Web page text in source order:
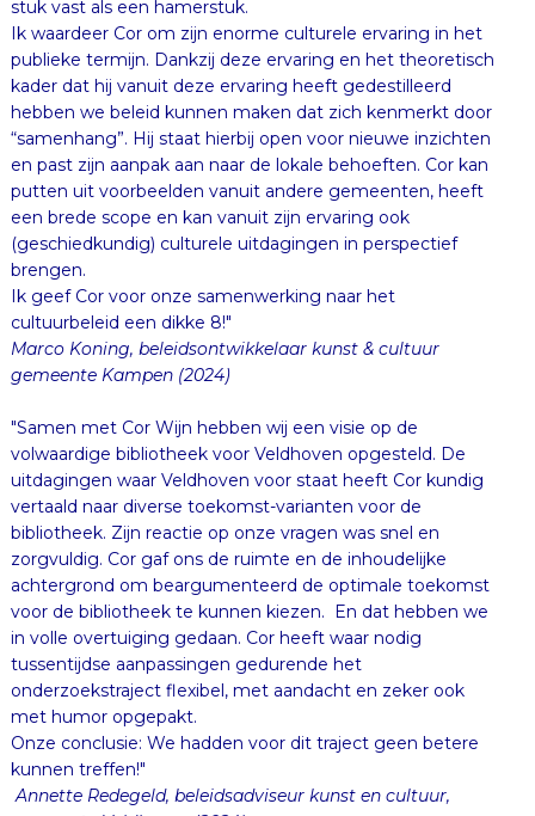
stuk vast als een hamerstuk.
Ik waardeer Cor om zijn enorme culturele ervaring in het
publieke termijn. Dankzij deze ervaring en het theoretisch
kader dat hij vanuit deze ervaring heeft gedestilleerd
hebben we beleid kunnen maken dat zich kenmerkt door
“samenhang”. Hij staat hierbij open voor nieuwe inzichten
en past zijn aanpak aan naar de lokale behoeften. Cor kan
putten uit voorbeelden vanuit andere gemeenten, heeft
een brede scope en kan vanuit zijn ervaring ook
(geschiedkundig) culturele uitdagingen in perspectief
brengen.
Ik geef Cor voor onze samenwerking naar het
cultuurbeleid een dikke 8!"
Marco Koning, beleidsontwikkelaar kunst & cultuur
gemeente Kampen (2024)
"Samen met Cor Wijn hebben wij een visie op de
volwaardige bibliotheek voor Veldhoven opgesteld. De
uitdagingen waar Veldhoven voor staat heeft Cor kundig
vertaald naar diverse toekomst-varianten voor de
bibliotheek. Zijn reactie op onze vragen was snel en
zorgvuldig. Cor gaf ons de ruimte en de inhoudelijke
achtergrond om beargumenteerd de optimale toekomst
voor de bibliotheek te kunnen kiezen. En dat hebben we
in volle overtuiging gedaan. Cor heeft waar nodig
tussentijdse aanpassingen gedurende het
onderzoekstraject flexibel, met aandacht en zeker ook
met humor opgepakt.
Onze conclusie: We hadden voor dit traject geen betere
kunnen treffen!"
Annette Redegeld, beleidsadviseur kunst en cultuur,